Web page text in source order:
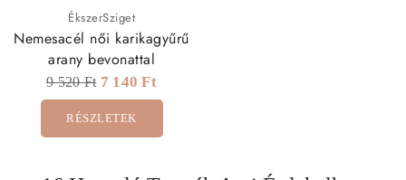
ÉkszerSziget
Nemesacél női karikagyűrű
arany bevonattal
9 520 Ft 7 140 Ft
RÉSZLETEK